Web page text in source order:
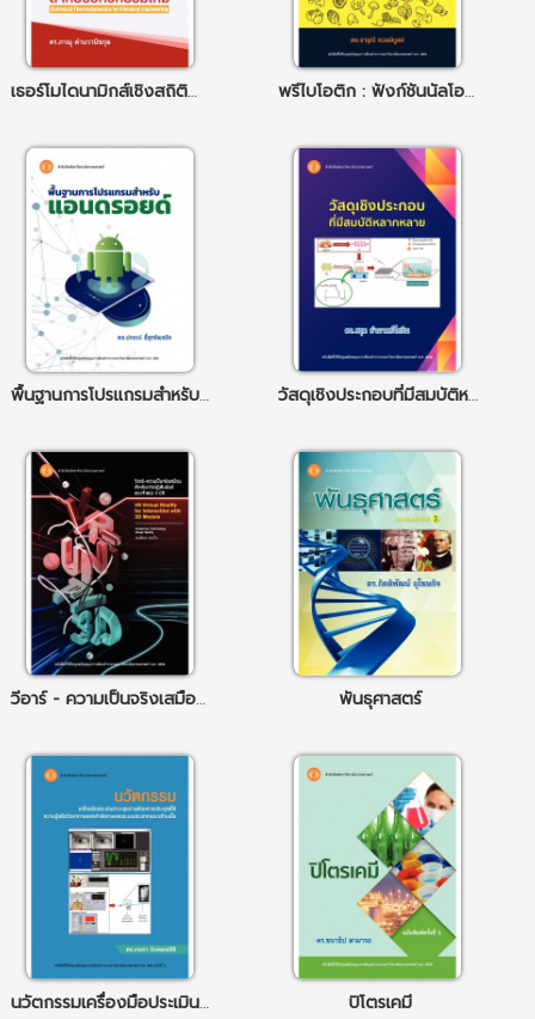
เธอร์โมไดนามิกส์เชิงสถิติสำหรับวิศวกรรมเคมี พรีไบโอติก : ฟังก์ชันนัลโอลิโกแซ็กคาไรด์
พื้นฐานการโปรแกรมสำหรับแอนดรอย์ วัสดุเชิงประกอบที่มีสมบัติหลากหลาย
วีอาร์ - ความเป็นจริงเสมือนสำหรับการปฏิสัมพันธ์แบบจำลอง 3 มิติ พันธุศาสตร์
นวัตกรรมเครื่องมือประเมินภาวะสุขภาพด้วยการประยุกต์ใช้ความรู้สรีรวิทยา การออกกำลังกายของระบบประสาทและกล้ามเนื้อ ปิโตรเคมี